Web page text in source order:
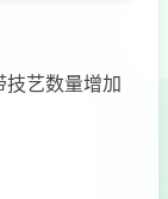
艺数量增加